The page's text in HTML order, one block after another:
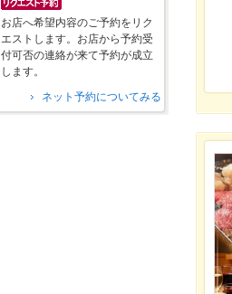
お店へ希望内容のご予約をリク
エストします。お店から予約受
付可否の連絡が来て予約が成立
します。
ネット予約についてみる